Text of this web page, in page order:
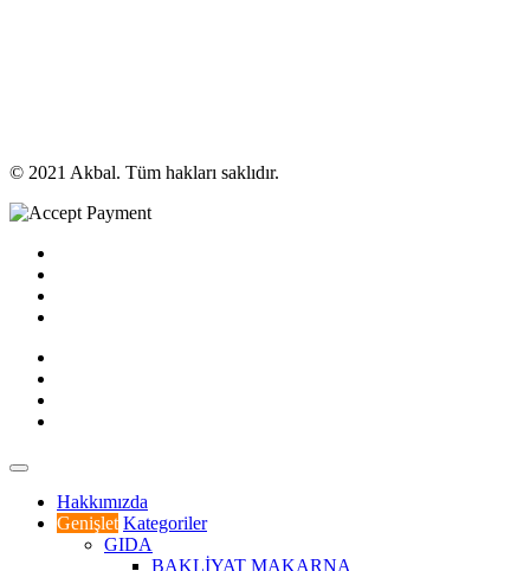
© 2021 Akbal. Tüm hakları saklıdır.
Hakkımızda
Genişlet Kategoriler
GIDA
BAKLİYAT MAKARNA